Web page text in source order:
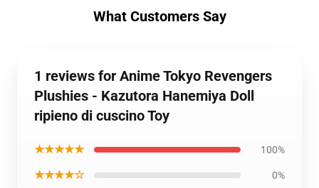
What Customers Say
1 reviews for Anime Tokyo Revengers
Plushies - Kazutora Hanemiya Doll
ripieno di cuscino Toy
★★★★★ 100%
★★★★☆ 0%